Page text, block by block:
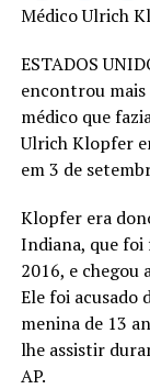
Médico Ulrich
ESTADOS
encontrou mais
médico que
Ulrich Klopfer
em 3 de
Klopfer era
Indiana, que foi
2016, e chegou
Ele foi acusado
menina de 13
lhe assistir
AP.